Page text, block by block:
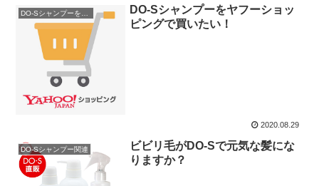
DO-Sシャンプーをヤフーショッ
ピングで買いたい！
2020.08.29
DO-Sシャンプー関連
ビビリ毛がDO-Sで元気な髪にな
りますか？